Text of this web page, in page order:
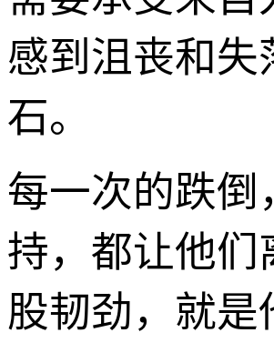
感到沮丧和
石。
每一次的跌
持，都让他们
股韧劲，就